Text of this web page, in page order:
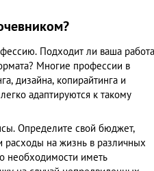
Подходит ли ваша работа
Многие профессии в
дизайна, копирайтинга и
адаптируются к такому
Определите свой бюджет,
расходы на жизнь в различных
необходимости иметь